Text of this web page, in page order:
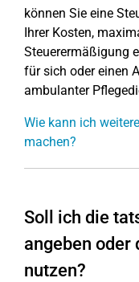
können Sie eine
Ihrer Kosten,
Steuerermäßigung
für sich oder einen
ambulanter
Wie kann ich
machen?
Soll ich die
angeben oder
nutzen?